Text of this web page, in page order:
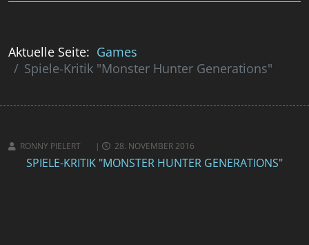
Aktuelle Seite: Games
Spiele-Kritik "Monster Hunter Generations"
RONNY PIELERT 28. NOVEMBER 2016
SPIELE-KRITIK "MONSTER HUNTER GENERATIONS"